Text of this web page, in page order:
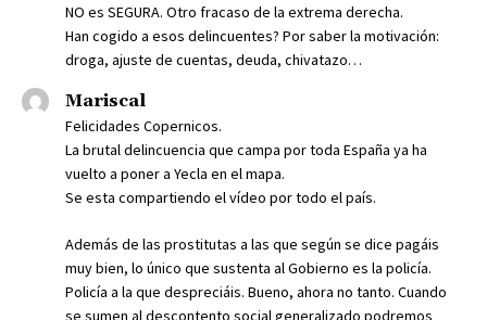
NO es SEGURA. Otro fracaso de la extrema derecha.
Han cogido a esos delincuentes? Por saber la motivación:
droga, ajuste de cuentas, deuda, chivatazo…
Mariscal
Felicidades Copernicos.
La brutal delincuencia que campa por toda España ya ha
vuelto a poner a Yecla en el mapa.
Se esta compartiendo el vídeo por todo el país.
Además de las prostitutas a las que según se dice pagáis
muy bien, lo único que sustenta al Gobierno es la policía.
Policía a la que despreciáis. Bueno, ahora no tanto. Cuando
se sumen al descontento social generalizado podremos